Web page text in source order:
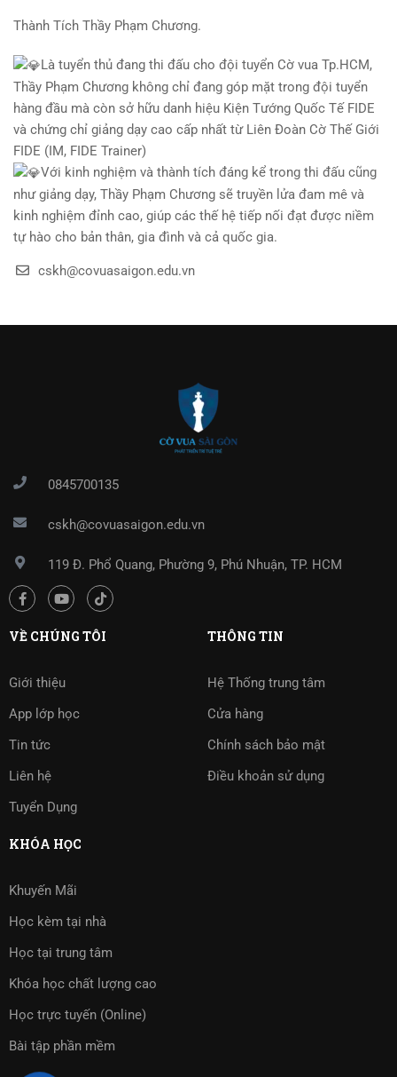
Thành Tích Thầy Phạm Chương.
Là tuyển thủ đang thi đấu cho đội tuyển Cờ vua Tp.HCM,
Thầy Phạm Chương không chỉ đang góp mặt trong đội tuyển
hàng đầu mà còn sở hữu danh hiệu Kiện Tướng Quốc Tế FIDE
và chứng chỉ giảng dạy cao cấp nhất từ Liên Đoàn Cờ Thế Giới
FIDE (IM, FIDE Trainer)
Với kinh nghiệm và thành tích đáng kể trong thi đấu cũng
như giảng dạy, Thầy Phạm Chương sẽ truyền lửa đam mê và
kinh nghiệm đỉnh cao, giúp các thế hệ tiếp nối đạt được niềm
tự hào cho bản thân, gia đình và cả quốc gia.
cskh@covuasaigon.edu.vn
0845700135
cskh@covuasaigon.edu.vn
119 Đ. Phổ Quang, Phường 9, Phú Nhuận, TP. HCM
VỀ CHÚNG TÔI
Giới thiệu
App lớp học
Tin tức
Liên hệ
Tuyển Dụng
THÔNG TIN
Hệ Thống trung tâm
Cửa hàng
Chính sách bảo mật
Điều khoản sử dụng
KHÓA HỌC
Khuyến Mãi
Học kèm tại nhà
Học tại trung tâm
Khóa học chất lượng cao
Học trực tuyến (Online)
Bài tập phần mềm